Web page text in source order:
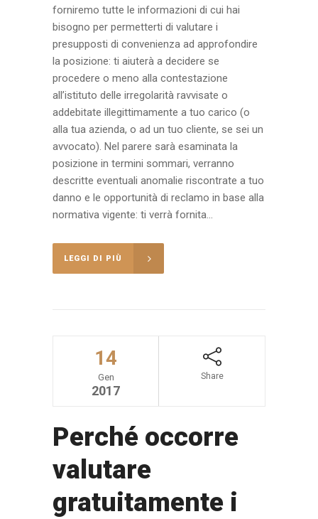
forniremo tutte le informazioni di cui hai
bisogno per permetterti di valutare i
presupposti di convenienza ad approfondire
la posizione: ti aiuterà a decidere se
procedere o meno alla contestazione
all’istituto delle irregolarità ravvisate o
addebitate illegittimamente a tuo carico (o
alla tua azienda, o ad un tuo cliente, se sei un
avvocato). Nel parere sarà esaminata la
posizione in termini sommari, verranno
descritte eventuali anomalie riscontrate a tuo
danno e le opportunità di reclamo in base alla
normativa vigente: ti verrà fornita...
LEGGI DI PIÙ
14
Gen
2017
Share
Perché occorre
valutare
gratuitamente i